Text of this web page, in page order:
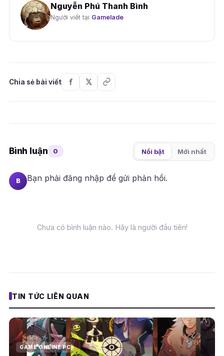
Nguyễn Phú Thanh Bình
Người viết tại Gamelade
Chia sẻ bài viết
Bình luận 0 Nổi bật Mới nhất
B Bạn phải đăng nhập để gửi phản hồi.
Chưa có bình luận nào. Hãy là người đầu tiên!
TIN TỨC LIÊN QUAN
GAME ONLINE PC